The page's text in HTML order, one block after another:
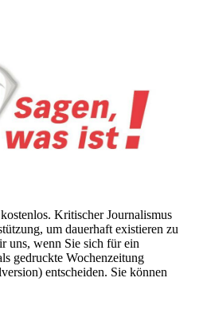
Kritischer Journalismus
um dauerhaft existieren zu
uns, wenn Sie sich für ein
gedruckte Wochenzeitung
entscheiden. Sie können